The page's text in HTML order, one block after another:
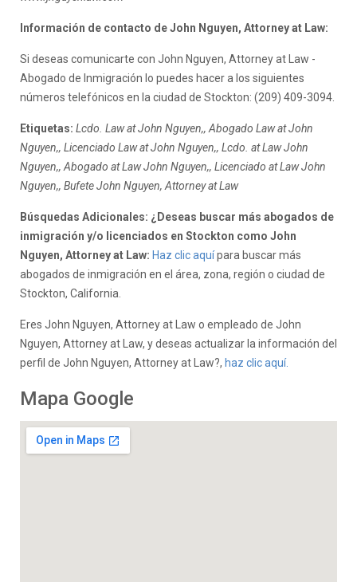
Información de contacto de John Nguyen, Attorney at Law:
Si deseas comunicarte con John Nguyen, Attorney at Law -
Abogado de Inmigración lo puedes hacer a los siguientes
números telefónicos en la ciudad de Stockton: (209) 409-3094.
Etiquetas: Lcdo. Law at John Nguyen,, Abogado Law at John
Nguyen,, Licenciado Law at John Nguyen,, Lcdo. at Law John
Nguyen,, Abogado at Law John Nguyen,, Licenciado at Law John
Nguyen,, Bufete John Nguyen, Attorney at Law
Búsquedas Adicionales: ¿Deseas buscar más abogados de
inmigración y/o licenciados en Stockton como John
Nguyen, Attorney at Law: Haz clic aquípara buscar más
abogados de inmigración en el área, zona, región o ciudad de
Stockton, California.
Eres John Nguyen, Attorney at Law o empleado de John
Nguyen, Attorney at Law, y deseas actualizar la información del
perfil de John Nguyen, Attorney at Law?, haz clic aquí.
Mapa Google